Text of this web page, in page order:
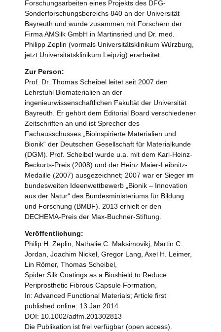
Forschungsarbeiten eines Projekts des DFG-
Sonderforschungsbereichs 840 an der Universität
Bayreuth und wurde zusammen mit Forschern der
Firma AMSilk GmbH in Martinsried und Dr. med.
Philipp Zeplin (vormals Universitätsklinikum Würzburg,
jetzt Universitätsklinikum Leipzig) erarbeitet.
Zur Person:
Prof. Dr. Thomas Scheibel leitet seit 2007 den
Lehrstuhl Biomaterialien an der
ingenieurwissenschaftlichen Fakultät der Universität
Bayreuth. Er gehört dem Editorial Board verschiedener
Zeitschriften an und ist Sprecher des
Fachausschusses „Bioinspirierte Materialien und
Bionik“ der Deutschen Gesellschaft für Materialkunde
(DGM). Prof. Scheibel wurde u.a. mit dem Karl-Heinz-
Beckurts-Preis (2008) und der Heinz Maier-Leibnitz-
Medaille (2007) ausgezeichnet; 2007 war er Sieger im
bundesweiten Ideenwettbewerb „Bionik – Innovation
aus der Natur“ des Bundesministeriums für Bildung
und Forschung (BMBF). 2013 erhielt er den
DECHEMA-Preis der Max-Buchner-Stiftung.
Veröffentlichung:
Philip H. Zeplin, Nathalie C. Maksimovikj, Martin C.
Jordan, Joachim Nickel, Gregor Lang, Axel H. Leimer,
Lin Römer, Thomas Scheibel,
Spider Silk Coatings as a Bioshield to Reduce
Periprosthetic Fibrous Capsule Formation,
In: Advanced Functional Materials; Article first
published online: 13 Jan 2014
DOI: 10.1002/adfm.201302813
Die Publikation ist frei verfügbar (open access).